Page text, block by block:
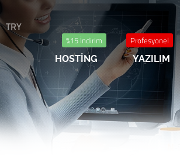
TRY
%15 İndirim
HOSTİNG
Profesyonel
YAZILIM